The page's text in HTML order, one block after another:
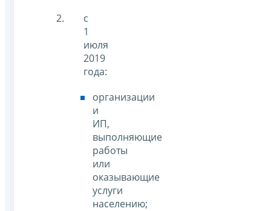
с
1
июля
2019
года:
организации
и
ИП,
выполняющие
работы
или
оказывающие
услуги
населению;